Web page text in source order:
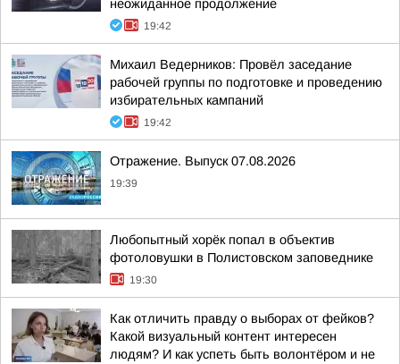
неожиданное продолжение
19:42
Михаил Ведерников: Провёл заседание
рабочей группы по подготовке и проведению
избирательных кампаний
19:42
Отражение. Выпуск 07.08.2026
19:39
Любопытный хорёк попал в объектив
фотоловушки в Полистовском заповеднике
19:30
Как отличить правду о выборах от фейков?
Какой визуальный контент интересен
людям? И как успеть быть волонтёром и не